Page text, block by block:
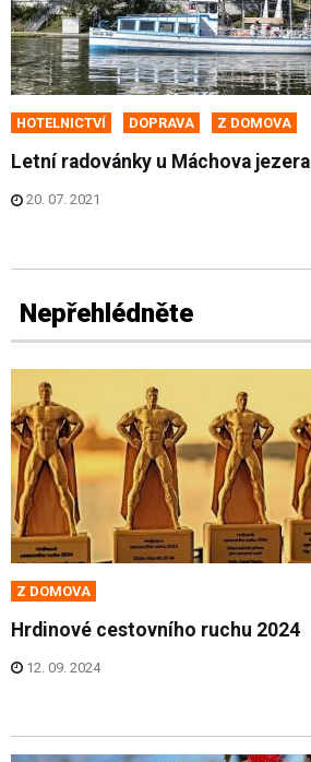
HOTELNICTVÍ DOPRAVA Z DOMOVA
Letní radovánky u Máchova jezera
20. 07. 2021
Nepřehlédněte
Z DOMOVA
Hrdinové cestovního ruchu 2024
12. 09. 2024